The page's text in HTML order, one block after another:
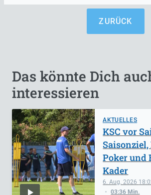
ZURÜCK
Das könnte Dich
interessieren
AKTUELLES
6. Aug. 2026
03:36 Min.
KSC vor
Poker und
Kader